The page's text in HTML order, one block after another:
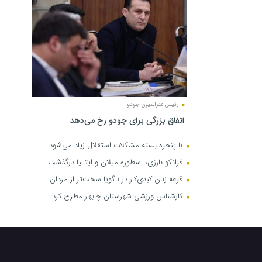
رئیس فدراسیون جودو
اتفاق بزرگی برای جودو رخ می‌دهد
با پنجره بسته مشکلات استقلال زیاد می‌شود
فرانکو بارزی، اسطوره میلان و ایتالیا درگذشت
قرعه زنان کبدی‌کار در ناگویا سخت‌تر از مردان
کارشناس ورزشی شهرستان چابهار مطرح کرد: